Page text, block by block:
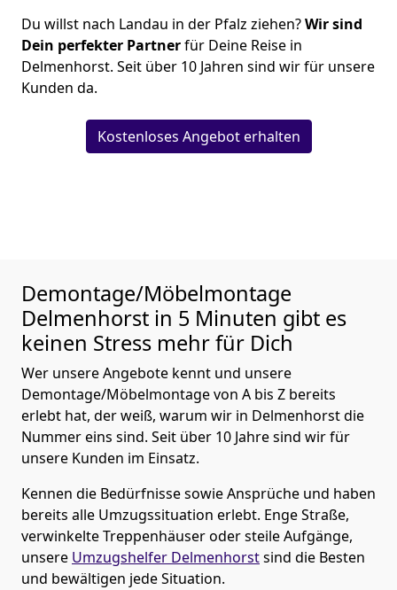
Du willst nach Landau in der Pfalz ziehen?Wir sind
Dein perfekter Partnerfür Deine Reise in
Delmenhorst. Seit über 10 Jahren sind wir für unsere
Kunden da.
Kostenloses Angebot erhalten
Demontage/Möbelmontage
Delmenhorst in 5 Minuten gibt es
keinen Stress mehr für Dich
Wer unsere Angebote kennt und unsere
Demontage/Möbelmontage von A bis Z bereits
erlebt hat, der weiß, warum wir in Delmenhorst die
Nummer eins sind. Seit über 10 Jahre sind wir für
unsere Kunden im Einsatz.
Kennen die Bedürfnisse sowie Ansprüche und haben
bereits alle Umzugssituation erlebt. Enge Straße,
verwinkelte Treppenhäuser oder steile Aufgänge,
unsere Umzugshelfer Delmenhorstsind die Besten
und bewältigen jede Situation.